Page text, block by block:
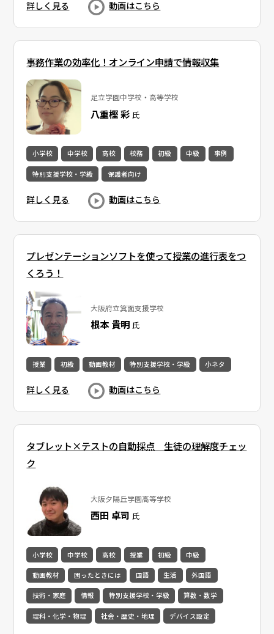
詳しく見る 動画はこちら
事務作業の効率化！オンライン申請で情報収集
足立学園中学校・高等学校
八重樫 彩 氏
小学校 中学校 高校 校務 初級 中級 事例
特別支援学校・学級 保護者向け
詳しく見る 動画はこちら
プレゼンテーションソフトを使って授業の進行表をつ
くろう！
大阪府立箕面支援学校
根本 貴明氏
授業 初級 動画教材 特別支援学校・学級 小ネタ
詳しく見る 動画はこちら
タブレット×テストの自動採点​ 生徒の理解度チェッ
ク
大阪夕陽丘学園高等学校
西田 卓司 氏
小学校 中学校 高校 授業 初級 中級
動画教材 困ったときには 国語 生活 外国語
技術・家庭 情報 特別支援学校・学級 算数・数学
理科・化学・物理 社会・歴史・地理 デバイス設定